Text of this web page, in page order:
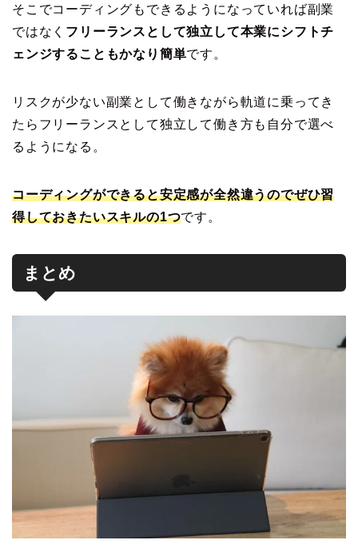
そこでコーディングもできるようになっていれば副業
ではなく フリーランスとして独立して本業にシフトチ
ェンジすることもかなり簡単です。
リスクが少ない副業として働きながら軌道に乗ってき
たらフリーランスとして独立して働き方も自分で選べ
るようになる。
コーディングができると安定感が全然違うのでぜひ習
得しておきたいスキルの1つです。
まとめ